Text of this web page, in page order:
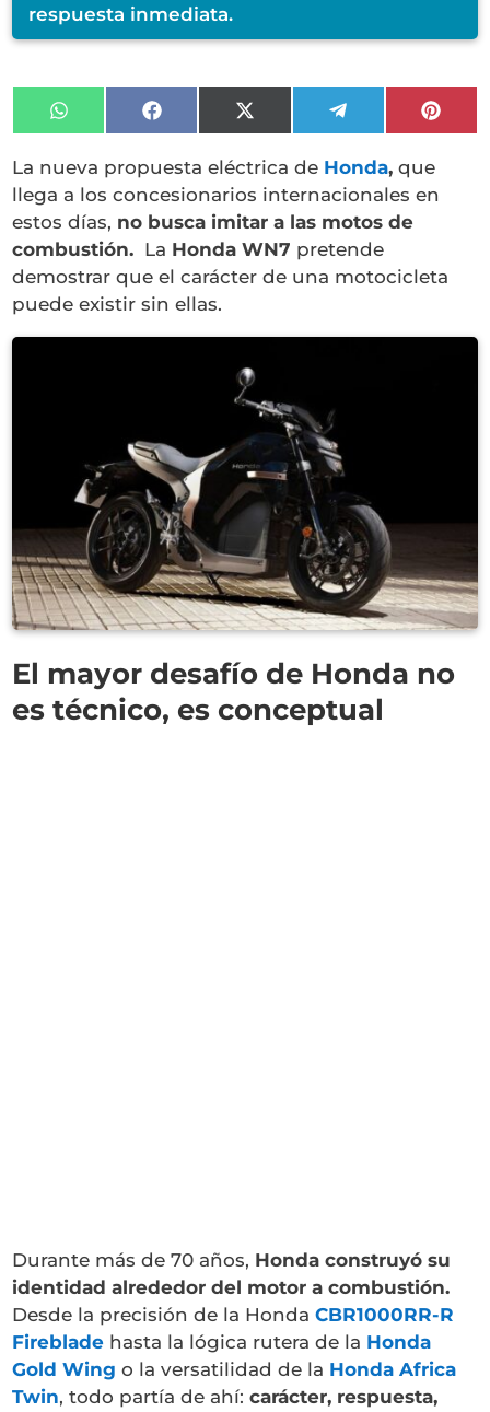
respuesta inmediata.
Compartir
en
Compartir
en
Facebook
Compartir
en
(Twitter)
Compartir
en
Telegram
en
La nueva propuesta eléctrica de Honda, que
llega a los concesionarios internacionales en
estos días, no busca imitar a las motos de
combustión. La Honda WN7 pretende
demostrar que el carácter de una motocicleta
puede existir sin ellas.
El mayor desafío de Honda no
es técnico, es conceptual
Durante más de 70 años, Honda construyó su
identidad alrededor del motor a combustión.
Desde la precisión de la HondaCBR1000RR-R
Fireblade hasta la lógica rutera de la Honda
Gold Wing o la versatilidad de la Honda Africa
Twin, todo partía de ahí:carácter, respuesta,